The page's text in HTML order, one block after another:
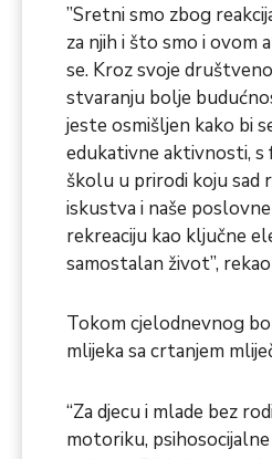
”Sretni smo zbog
za njih i što smo i ovom
se. Kroz svoje
stvaranju bolje
jeste osmišljen kako bi
edukativne aktivnosti, s
školu u prirodi koju sad
iskustva i naše
rekreaciju kao ključne
samostalan život”,
Tokom cjelodnevnog
mlijeka sa crtanjem
“Za djecu i mlade bez
motoriku,